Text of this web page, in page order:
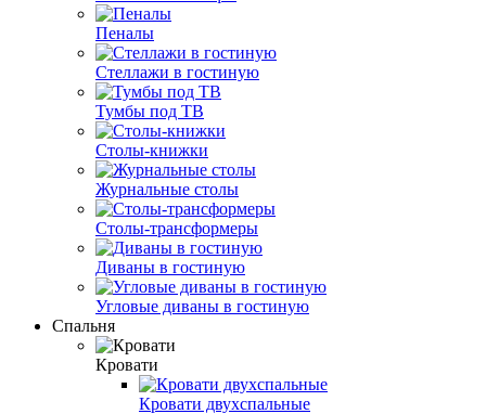
Пеналы
Стеллажи в гостиную
Тумбы под ТВ
Столы-книжки
Журнальные столы
Столы-трансформеры
Диваны в гостиную
Угловые диваны в гостиную
Спальня
Кровати
Кровати двухспальные